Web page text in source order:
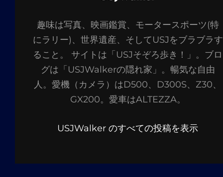
者:
趣味は写真、映画鑑賞、モータースポーツ(特
にラリー)、世界遺産、そしてUSJをブラブラす
ること。 サイトは「USJそぞろ歩き！」。ブロ
グは「USJWalkerの隠れ家」。暢気な自由
人。愛機（カメラ）はD500、D300S、Z30、
GX200。愛車はALTEZZA。
USJWalker のすべての投稿を表示